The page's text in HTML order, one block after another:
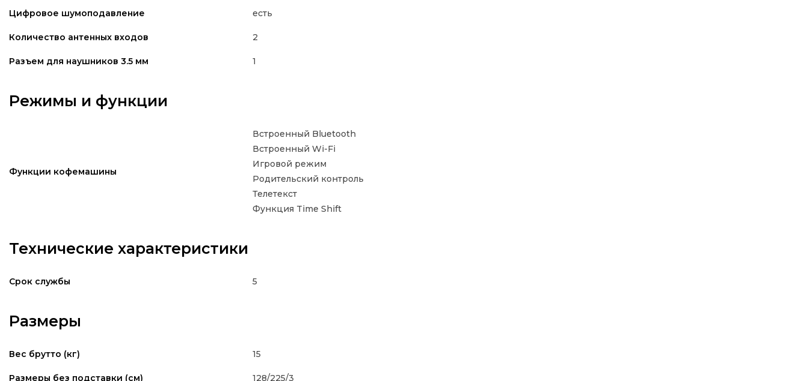
Цифровое шумоподавление есть
Количество антенных входов 2
Разъем для наушников 3.5 мм 1
Режимы и функции
Функции кофемашины
Встроенный Bluetooth
Встроенный Wi-Fi
Игровой режим
Родительский контроль
Телетекст
Функция Time Shift
Технические характеристики
Срок службы 5
Размеры
Вес брутто (кг) 15
Размеры без подставки (см) 128/225/3